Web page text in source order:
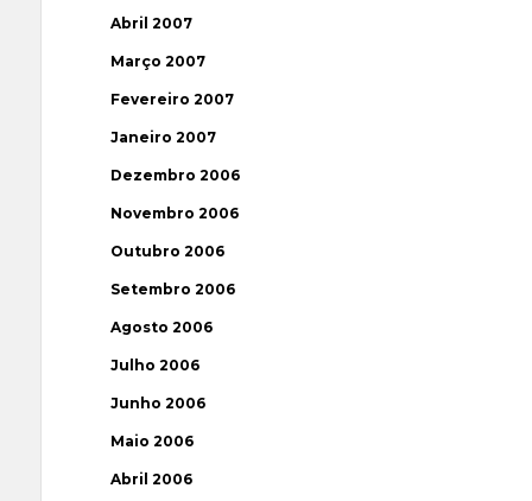
Abril 2007
Março 2007
Fevereiro 2007
Janeiro 2007
Dezembro 2006
Novembro 2006
Outubro 2006
Setembro 2006
Agosto 2006
Julho 2006
Junho 2006
Maio 2006
Abril 2006